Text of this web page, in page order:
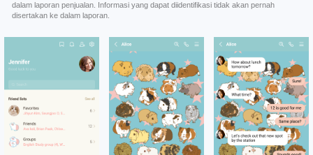
dalam laporan penjualan. Informasi yang dapat diidentifikasi tidak akan pernah
disertakan ke dalam laporan.